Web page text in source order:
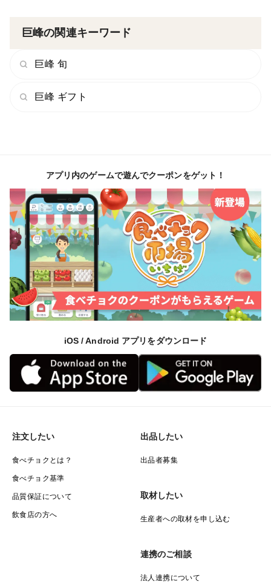
巨峰の関連キーワード
巨峰 旬
巨峰 ギフト
アプリ内のゲームで遊んでクーポンをゲット！
iOS / Android アプリをダウンロード
注文したい
食べチョクとは？
食べチョク基準
品質保証について
飲食店の方へ
出品したい
出品者募集
取材したい
生産者への取材を申し込む
連携のご相談
法人連携について